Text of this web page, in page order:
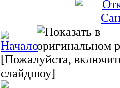
[Пожалуйста,
слайдшоу]